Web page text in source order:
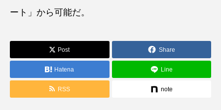
ート」から可能だ。
Post Share
Hatena Line
RSS note